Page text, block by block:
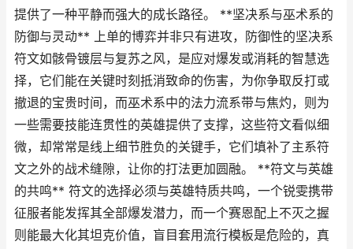
提供了一种平静而强大的成长路径。 **坚决系与巫术系的
防御与灵动** 上单的博弈并非只有进攻，防御性的坚决系
符文如骸骨镀层与复苏之风，是应对爆发或消耗的智慧选
择，它们能在关键时刻抵消致命的伤害，为你争取反打或
撤退的宝贵时间，而巫术系中的法力流系带与焦灼，则为
一些需要技能连贯性的英雄提供了支撑，这些符文看似细
微，却常常是线上细节胜负的关键手，它们填补了主系符
文之外的战术缝隙，让你的打法更加圆融。 **符文与英雄
的共鸣** 符文的选择必须与英雄特质共鸣，一个锐雯携带
征服者能发挥其全部爆发潜力，而一个赛恩配上不灭之握
则能最大化其坦克价值，盲目套用流行模板是危险的，真